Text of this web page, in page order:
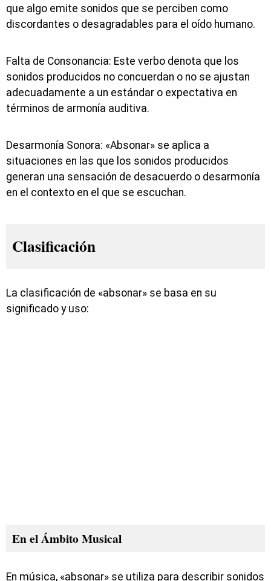
que algo emite sonidos que se perciben como
discordantes o desagradables para el oído humano.
Falta de Consonancia: Este verbo denota que los
sonidos producidos no concuerdan o no se ajustan
adecuadamente a un estándar o expectativa en
términos de armonía auditiva.
Desarmonía Sonora: «Absonar» se aplica a
situaciones en las que los sonidos producidos
generan una sensación de desacuerdo o desarmonía
en el contexto en el que se escuchan.
Clasificación
La clasificación de «absonar» se basa en su
significado y uso:
En el Ámbito Musical
En música, «absonar» se utiliza para describir sonidos